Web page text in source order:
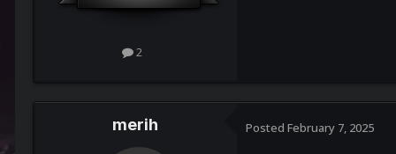
2
merih Posted February 7, 2025